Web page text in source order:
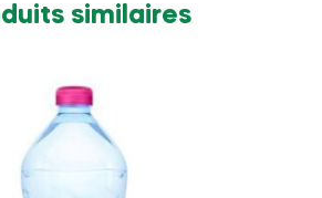
similaires